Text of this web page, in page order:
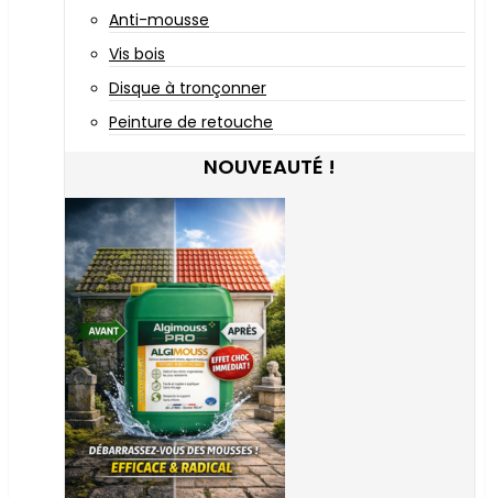
Anti-mousse
Vis bois
Disque à tronçonner
Peinture de retouche
NOUVEAUTÉ !